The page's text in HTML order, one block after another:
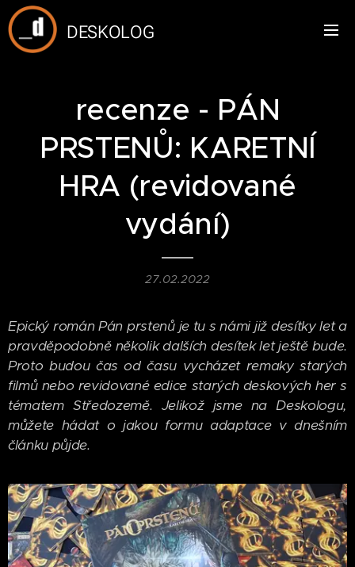
DESKOLOG
recenze - PÁN
PRSTENŮ: KARETNÍ
HRA (revidované
vydání)
27.02.2022
Epický román Pán prstenů je tu s námi již desítky let a
pravděpodobně několik dalších desítek let ještě bude.
Proto budou čas od času vycházet remaky starých
filmů nebo revidované edice starých deskových her s
tématem Středozemě. Jelikož jsme na Deskologu,
můžete hádat o jakou formu adaptace v dnešním
článku půjde.